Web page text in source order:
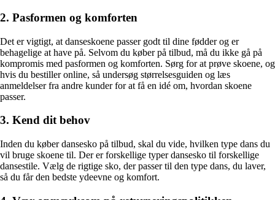
2. Pasformen og komforten
Det er vigtigt, at danseskoene passer godt til dine fødder og er
behagelige at have på. Selvom du køber på tilbud, må du ikke gå på
kompromis med pasformen og komforten. Sørg for at prøve skoene, og
hvis du bestiller online, så undersøg størrelsesguiden og læs
anmeldelser fra andre kunder for at få en idé om, hvordan skoene
passer.
3. Kend dit behov
Inden du køber dansesko på tilbud, skal du vide, hvilken type dans du
vil bruge skoene til. Der er forskellige typer dansesko til forskellige
dansestile. Vælg de rigtige sko, der passer til den type dans, du laver,
så du får den bedste ydeevne og komfort.